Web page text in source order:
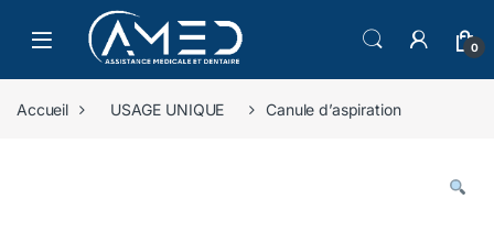
Skip to navigation
Skip to content
0
Accueil USAGE UNIQUE Canule d’aspiration